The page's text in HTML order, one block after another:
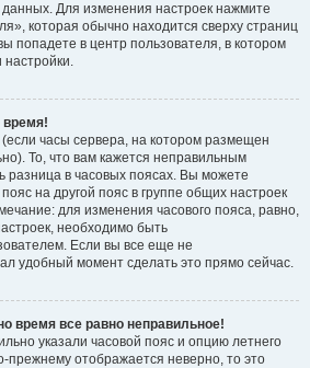
данных. Для изменения настроек нажмите
которая обычно находится сверху страниц
попадете в центр пользователя, в котором
настройки.
время!
часы сервера, на котором размещен
То, что вам кажется неправильным
разница в часовых поясах. Вы можете
на другой пояс в группе общих настроек
для изменения часового пояса, равно,
необходимо быть
Если вы все еще не
удобный момент сделать это прямо сейчас.
время все равно неправильное!
указали часовой пояс и опцию летнего
прежнему отображается неверно, то это